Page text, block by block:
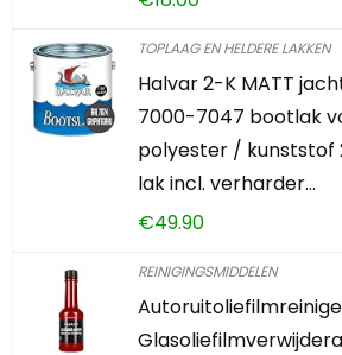
TOPLAAG EN HELDERE LAKKEN
Halvar 2-K MATT
7000-7047 bootlak
polyester /
lak incl. verharder…
€49.90
REINIGINGSMIDDELEN